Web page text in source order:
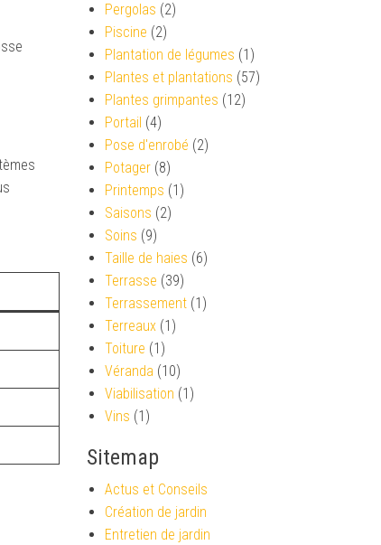
Pergolas (2)
Piscine (2)
Plantation de légumes (1)
Plantes et plantations (57)
Plantes grimpantes (12)
Portail (4)
Pose d'enrobé (2)
Potager (8)
Printemps (1)
Saisons (2)
Soins (9)
Taille de haies (6)
Terrasse (39)
Terrassement (1)
Terreaux (1)
Toiture (1)
Véranda (10)
Viabilisation (1)
Vins (1)
Sitemap
Actus et Conseils
Création de jardin
Entretien de jardin